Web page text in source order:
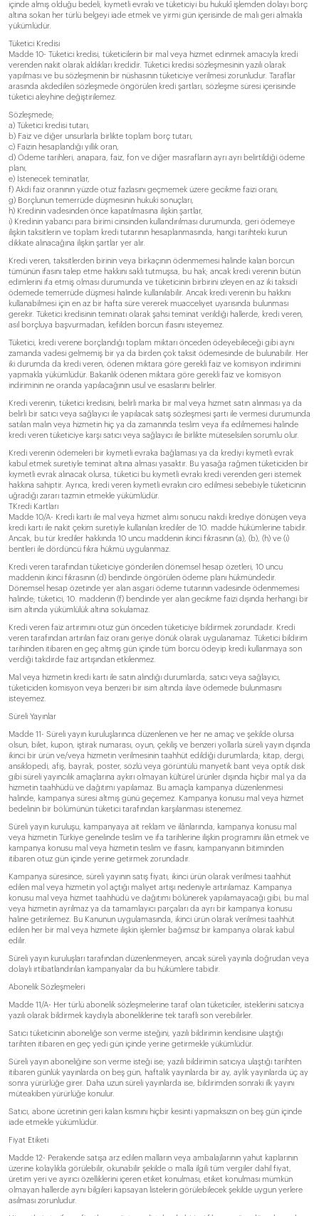
içinde almış olduğu bedeli, kıymetli evrakı ve tüketiciyi bu hukukî işlemden dolayı borç
altına sokan her türlü belgeyi iade etmek ve yirmi gün içerisinde de malı geri almakla
yükümlüdür.
Tüketici Kredisi
Madde 10- Tüketici kredisi, tüketicilerin bir mal veya hizmet edinmek amacıyla kredi
verenden nakit olarak aldıkları kredidir. Tüketici kredisi sözleşmesinin yazılı olarak
yapılması ve bu sözleşmenin bir nüshasının tüketiciye verilmesi zorunludur. Taraflar
arasında akdedilen sözleşmede öngörülen kredi şartları, sözleşme süresi içerisinde
tüketici aleyhine değiştirilemez.
Sözleşmede;
a) Tüketici kredisi tutarı,
b) Faiz ve diğer unsurlarla birlikte toplam borç tutarı,
c) Faizin hesaplandığı yıllık oran,
d) Ödeme tarihleri, anapara, faiz, fon ve diğer masrafların ayrı ayrı belirtildiği ödeme
planı,
e) İstenecek teminatlar,
f) Akdi faiz oranının yüzde otuz fazlasını geçmemek üzere gecikme faizi oranı,
g) Borçlunun temerrüde düşmesinin hukuki sonuçları,
h) Kredinin vadesinden önce kapatılmasına ilişkin şartlar,
ı) Kredinin yabancı para birimi cinsinden kullandırılması durumunda, geri ödemeye
ilişkin taksitlerin ve toplam kredi tutarının hesaplanmasında, hangi tarihteki kurun
dikkate alınacağına ilişkin şartlar yer alır.
Kredi veren, taksitlerden birinin veya birkaçının ödenmemesi halinde kalan borcun
tümünün ifasını talep etme hakkını saklı tutmuşsa, bu hak; ancak kredi verenin bütün
edimlerini ifa etmiş olması durumunda ve tüketicinin birbirini izleyen en az iki taksidi
ödemede temerrüde düşmesi halinde kullanılabilir. Ancak kredi verenin bu hakkını
kullanabilmesi için en az bir hafta süre vererek muacceliyet uyarısında bulunması
gerekir. Tüketici kredisinin teminatı olarak şahsi teminat verildiği hallerde, kredi veren,
asıl borçluya başvurmadan, kefilden borcun ifasını isteyemez.
Tüketici, kredi verene borçlandığı toplam miktarı önceden ödeyebileceği gibi aynı
zamanda vadesi gelmemiş bir ya da birden çok taksit ödemesinde de bulunabilir. Her
iki durumda da kredi veren, ödenen miktara göre gerekli faiz ve komisyon indirimini
yapmakla yükümlüdür. Bakanlık ödenen miktara göre gerekli faiz ve komisyon
indiriminin ne oranda yapılacağının usul ve esaslarını belirler.
Kredi verenin, tüketici kredisini, belirli marka bir mal veya hizmet satın alınması ya da
belirli bir satıcı veya sağlayıcı ile yapılacak satış sözleşmesi şartı ile vermesi durumunda
satılan malın veya hizmetin hiç ya da zamanında teslim veya ifa edilmemesi halinde
kredi veren tüketiciye karşı satıcı veya sağlayıcı ile birlikte müteselsilen sorumlu olur.
Kredi verenin ödemeleri bir kıymetli evraka bağlaması ya da krediyi kıymetli evrak
kabul etmek suretiyle teminat altına alması yasaktır. Bu yasağa rağmen tüketiciden bir
kıymetli evrak alınacak olursa, tüketici bu kıymetli evrakı kredi verenden geri istemek
hakkına sahiptir. Ayrıca, kredi veren kıymetli evrakın ciro edilmesi sebebiyle tüketicinin
uğradığı zararı tazmin etmekle yükümlüdür.
TKredi Kartları
Madde 10/A- Kredi kartı ile mal veya hizmet alımı sonucu nakdi krediye dönüşen veya
kredi kartı ile nakit çekim suretiyle kullanılan krediler de 10. madde hükümlerine tabidir.
Ancak, bu tür krediler hakkında 10 uncu maddenin ikinci fıkrasının (a), (b), (h) ve (ı)
bentleri ile dördüncü fıkra hükmü uygulanmaz.
Kredi veren tarafından tüketiciye gönderilen dönemsel hesap özetleri, 10 uncu
maddenin ikinci fıkrasının (d) bendinde öngörülen ödeme planı hükmündedir.
Dönemsel hesap özetinde yer alan asgari ödeme tutarının vadesinde ödenmemesi
halinde; tüketici, 10. maddenin (f) bendinde yer alan gecikme faizi dışında herhangi bir
isim altında yükümlülük altına sokulamaz.
Kredi veren faiz artırımını otuz gün önceden tüketiciye bildirmek zorundadır. Kredi
veren tarafından artırılan faiz oranı geriye dönük olarak uygulanamaz. Tüketici bildirim
tarihinden itibaren en geç altmış gün içinde tüm borcu ödeyip kredi kullanmaya son
verdiği takdirde faiz artışından etkilenmez.
Mal veya hizmetin kredi kartı ile satın alındığı durumlarda, satıcı veya sağlayıcı,
tüketiciden komisyon veya benzeri bir isim altında ilave ödemede bulunmasını
isteyemez.
Süreli Yayınlar
Madde 11- Süreli yayın kuruluşlarınca düzenlenen ve her ne amaç ve şekilde olursa
olsun, bilet, kupon, iştirak numarası, oyun, çekiliş ve benzeri yollarla süreli yayın dışında
ikinci bir ürün ve/veya hizmetin verilmesinin taahhüt edildiği durumlarda; kitap, dergi,
ansiklopedi, afiş, bayrak, poster, sözlü veya görüntülü manyetik bant veya optik disk
gibi süreli yayıncılık amaçlarına aykırı olmayan kültürel ürünler dışında hiçbir mal ya da
hizmetin taahhüdü ve dağıtımı yapılamaz. Bu amaçla kampanya düzenlenmesi
halinde, kampanya süresi altmış günü geçemez. Kampanya konusu mal veya hizmet
bedelinin bir bölümünün tüketici tarafından karşılanması istenemez.
Süreli yayın kuruluşu, kampanyaya ait reklam ve ilânlarında, kampanya konusu mal
veya hizmetin Türkiye genelinde teslim ve ifa tarihlerine ilişkin programını ilân etmek ve
kampanya konusu mal veya hizmetin teslim ve ifasını, kampanyanın bitiminden
itibaren otuz gün içinde yerine getirmek zorundadır.
Kampanya süresince, süreli yayının satış fiyatı, ikinci ürün olarak verilmesi taahhüt
edilen mal veya hizmetin yol açtığı maliyet artışı nedeniyle artırılamaz. Kampanya
konusu mal veya hizmet taahhüdü ve dağıtımı bölünerek yapılamayacağı gibi, bu mal
veya hizmetin ayrılmaz ya da tamamlayıcı parçaları da ayrı bir kampanya konusu
haline getirilemez. Bu Kanunun uygulamasında, ikinci ürün olarak verilmesi taahhüt
edilen her bir mal veya hizmete ilişkin işlemler bağımsız bir kampanya olarak kabul
edilir.
Süreli yayın kuruluşları tarafından düzenlenmeyen, ancak süreli yayınla doğrudan veya
dolaylı irtibatlandırılan kampanyalar da bu hükümlere tabidir.
Abonelik Sözleşmeleri
Madde 11/A- Her türlü abonelik sözleşmelerine taraf olan tüketiciler, isteklerini satıcıya
yazılı olarak bildirmek kaydıyla aboneliklerine tek taraflı son verebilirler.
Satıcı tüketicinin aboneliğe son verme isteğini, yazılı bildirimin kendisine ulaştığı
tarihten itibaren en geç yedi gün içinde yerine getirmekle yükümlüdür.
Süreli yayın aboneliğine son verme isteği ise; yazılı bildirimin satıcıya ulaştığı tarihten
itibaren günlük yayınlarda on beş gün, haftalık yayınlarda bir ay, aylık yayınlarda üç ay
sonra yürürlüğe girer. Daha uzun süreli yayınlarda ise, bildirimden sonraki ilk yayını
müteakiben yürürlüğe konulur.
Satıcı, abone ücretinin geri kalan kısmını hiçbir kesinti yapmaksızın on beş gün içinde
iade etmekle yükümlüdür.
Fiyat Etiketi
Madde 12- Perakende satışa arz edilen malların veya ambalajlarının yahut kaplarının
üzerine kolaylıkla görülebilir, okunabilir şekilde o malla ilgili tüm vergiler dahil fiyat,
üretim yeri ve ayırıcı özelliklerini içeren etiket konulması, etiket konulması mümkün
olmayan hallerde aynı bilgileri kapsayan listelerin görülebilecek şekilde uygun yerlere
asılması zorunludur.